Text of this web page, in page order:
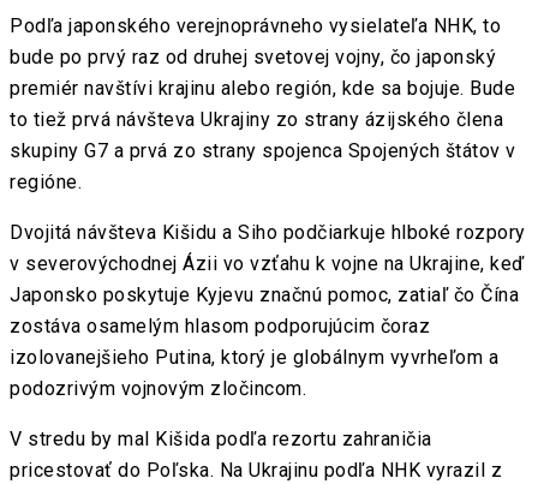
Podľa japonského verejnoprávneho vysielateľa NHK, to
bude po prvý raz od druhej svetovej vojny, čo japonský
premiér navštívi krajinu alebo región, kde sa bojuje. Bude
to tiež prvá návšteva Ukrajiny zo strany ázijského člena
skupiny G7 a prvá zo strany spojenca Spojených štátov v
regióne.
Dvojitá návšteva Kišidu a Siho podčiarkuje hlboké rozpory
v severovýchodnej Ázii vo vzťahu k vojne na Ukrajine, keď
Japonsko poskytuje Kyjevu značnú pomoc, zatiaľ čo Čína
zostáva osamelým hlasom podporujúcim čoraz
izolovanejšieho Putina, ktorý je globálnym vyvrheľom a
podozrivým vojnovým zločincom.
V stredu by mal Kišida podľa rezortu zahraničia
pricestovať do Poľska. Na Ukrajinu podľa NHK vyrazil z